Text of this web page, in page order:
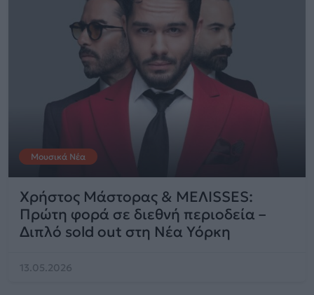
Μουσικά Νέα
Χρήστος Μάστορας & MEΛISSES:
Πρώτη φορά σε διεθνή περιοδεία –
Διπλό sold out στη Νέα Υόρκη
13.05.2026